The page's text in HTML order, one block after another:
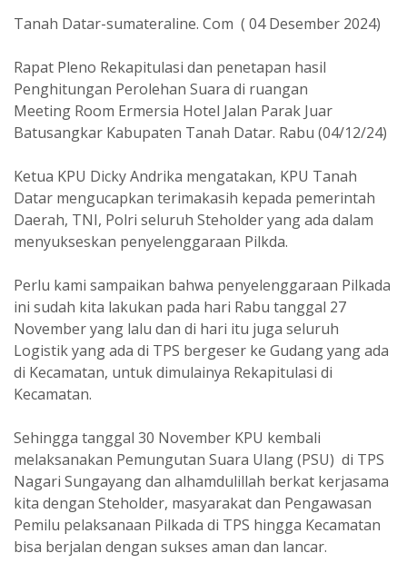
Tanah Datar-sumateraline. Com ( 04 Desember 2024)
Rapat Pleno Rekapitulasi dan penetapan hasil
Penghitungan Perolehan Suara di ruangan
Meeting Room Ermersia Hotel Jalan Parak Juar
Batusangkar Kabupaten Tanah Datar. Rabu (04/12/24)
Ketua KPU Dicky Andrika mengatakan, KPU Tanah
Datar mengucapkan terimakasih kepada pemerintah
Daerah, TNI, Polri seluruh Steholder yang ada dalam
menyukseskan penyelenggaraan Pilkda.
Perlu kami sampaikan bahwa penyelenggaraan Pilkada
ini sudah kita lakukan pada hari Rabu tanggal 27
November yang lalu dan di hari itu juga seluruh
Logistik yang ada di TPS bergeser ke Gudang yang ada
di Kecamatan, untuk dimulainya Rekapitulasi di
Kecamatan.
Sehingga tanggal 30 November KPU kembali
melaksanakan Pemungutan Suara Ulang (PSU) di TPS
Nagari Sungayang dan alhamdulillah berkat kerjasama
kita dengan Steholder, masyarakat dan Pengawasan
Pemilu pelaksanaan Pilkada di TPS hingga Kecamatan
bisa berjalan dengan sukses aman dan lancar.